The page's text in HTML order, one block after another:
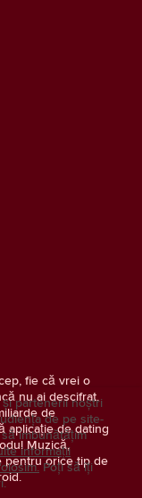
fie că vrei o
nu ai descifrat.
de
aplicație de dating
Muzică,
pentru orice tip de
partenerii noștri
de pe site-
îmbunătățim
informații
Poți să îți